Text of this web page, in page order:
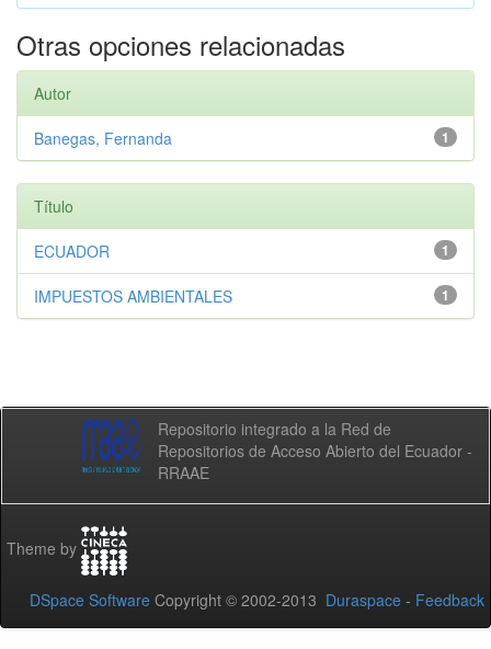
Otras opciones relacionadas
Autor
1
Banegas, Fernanda
Título
1
ECUADOR
1
IMPUESTOS AMBIENTALES
Repositorio integrado a la Red de
Repositorios de Acceso Abierto del Ecuador -
RRAAE
Theme by
DSpace Software Copyright © 2002-2013 Duraspace - Feedback